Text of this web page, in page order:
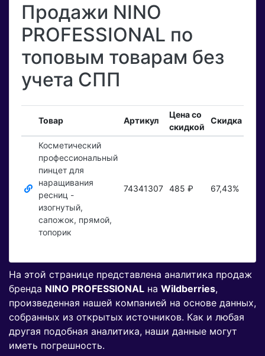
Продажи NINO
PROFESSIONAL по
топовым товарам без
учета СПП
Товар Артикул
Цена со
скидкой
Скидка
Косметический
профессиональный
пинцет для
наращивания
ресниц -
изогнутый,
сапожок, прямой,
топорик
74341307 485 ₽ 67,43%
На этой странице представлена аналитика продаж
бренда NINO PROFESSIONAL на Wildberries,
произведенная нашей компанией на основе данных,
собранных из открытых источников. Как и любая
другая подобная аналитика, наши данные могут
иметь погрешность.